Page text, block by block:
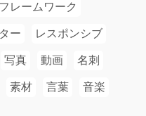
フレームワーク
ー レスポンシブ
写真 動画 名刺
素材 言葉 音楽